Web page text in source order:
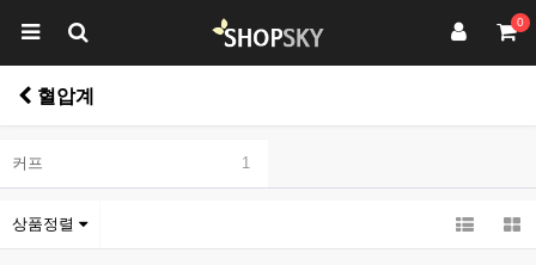
0
혈압계
커프 1
상품정렬